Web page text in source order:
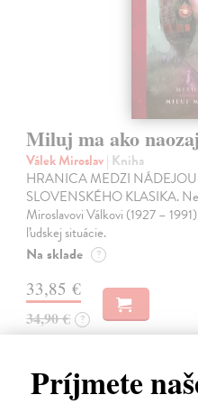
Príjmete
Miluj ma ako naozaj
Válek Miroslav| Kniha
HRANICA MEDZI
SLOVENSKÉHO KLASIKA.
Miroslavovi Válkovi (1927 –
ľudskej situácie.
Na sklade ?
33,85 €
34,90 € ?